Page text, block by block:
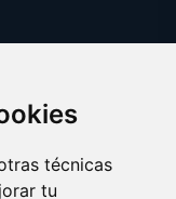
técnicas
tu